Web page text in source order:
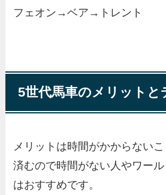
フェオン→ベア→トレント
5世代馬車のメリットと
メリットは時間がかからない
済むので時間がない人やワー
はおすすめです。